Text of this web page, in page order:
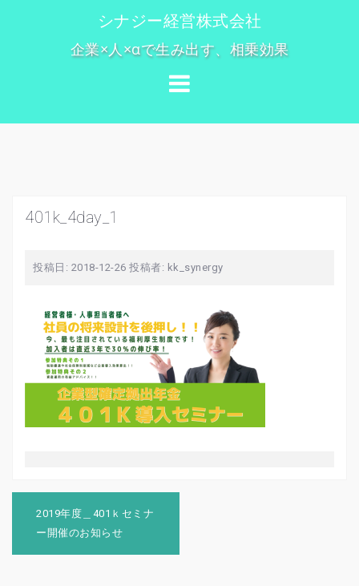
シナジー経営株式会社
企業×人×αで生み出す、相乗効果
401k_4day_1
投稿日: 2018-12-26 投稿者: kk_synergy
ゲ
2019年度＿401ｋセミナ
ー開催のお知らせ